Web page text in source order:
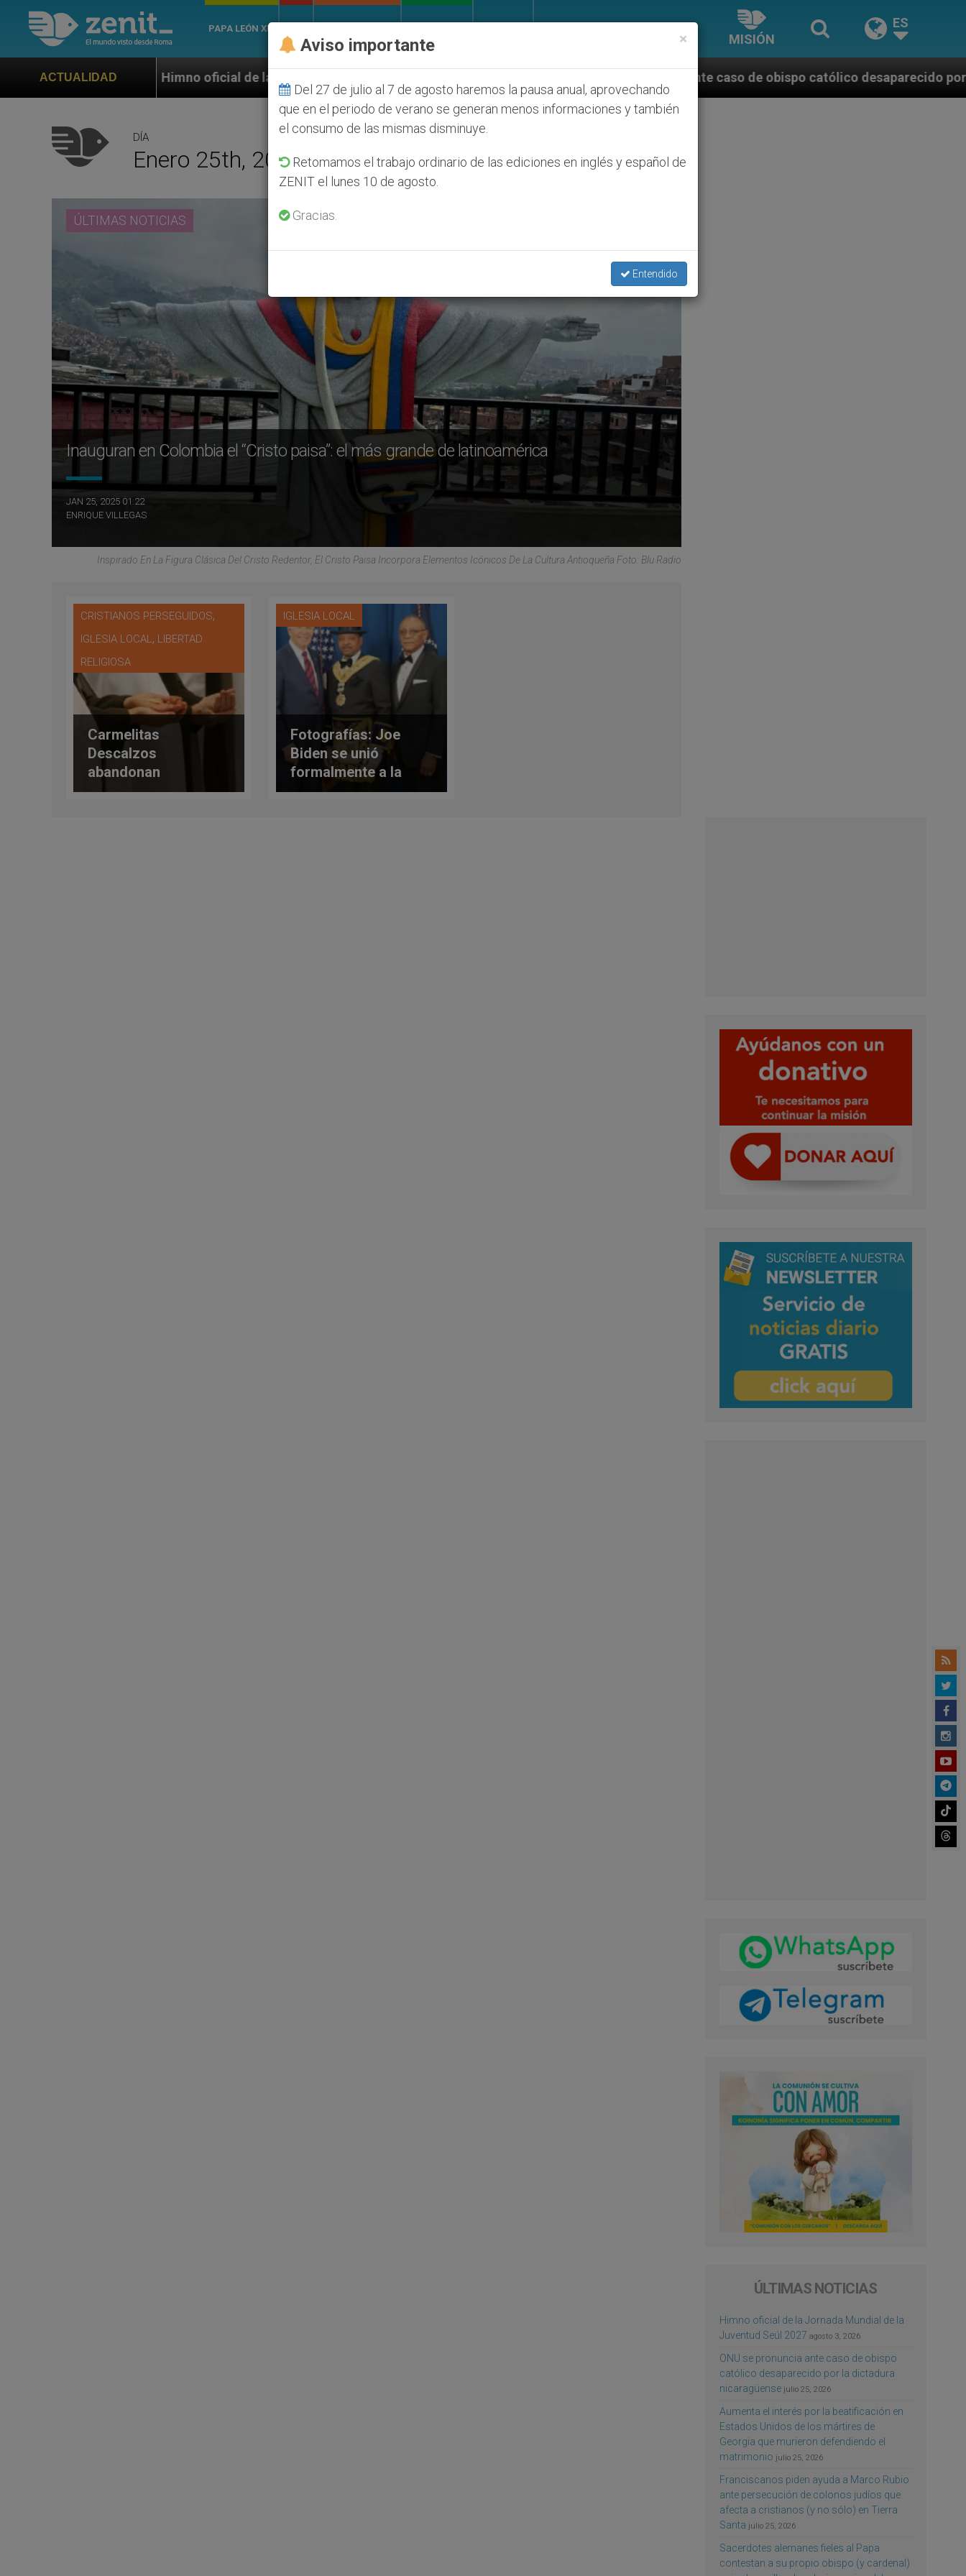
PAPA LEÓN XIV
MISIÓN
ES
ACTUALIDAD
Himno oficial de la Jornada Mundial de la Juventud Seúl 2027 ONU se pronuncia ante caso de obispo católico desaparecido por la dictadura
DÍA
Enero 25th, 2025
ÚLTIMAS NOTICIAS
Inauguran en Colombia el “Cristo paisa”: el más grande de latinoamérica
JAN 25, 2025 01:22
ENRIQUE VILLEGAS
Inspirado En La Figura Clásica Del Cristo Redentor, El Cristo Paisa Incorpora Elementos Icónicos De La Cultura Antioqueña Foto: Blu Radio
CRISTIANOS PERSEGUIDOS,
IGLESIA LOCAL, LIBERTAD
RELIGIOSA
Carmelitas
Descalzos
abandonan
Nicaragua en medio
IGLESIA LOCAL
Fotografías: Joe
Biden se unió
formalmente a la
masonería un día
ÚLTIMAS NOTICIAS
Himno oficial de la Jornada Mundial de la
Juventud Seúl 2027 agosto 3, 2026
ONU se pronuncia ante caso de obispo
católico desaparecido por la dictadura
nicaragüense julio 25, 2026
Aumenta el interés por la beatificación en
Estados Unidos de los mártires de
Georgia que murieron defendiendo el
matrimonio julio 25, 2026
Franciscanos piden ayuda a Marco Rubio
ante persecución de colonos judíos que
afecta a cristianos (y no sólo) en Tierra
Santa julio 25, 2026
Sacerdotes alemanes fieles al Papa
contestan a su propio obispo (y cardenal)
×
Aviso importante
Del 27 de julio al 7 de agosto haremos la pausa anual, aprovechando
que en el periodo de verano se generan menos informaciones y también
el consumo de las mismas disminuye.
Retomamos el trabajo ordinario de las ediciones en inglés y español de
ZENIT el lunes 10 de agosto.
Gracias.
Entendido